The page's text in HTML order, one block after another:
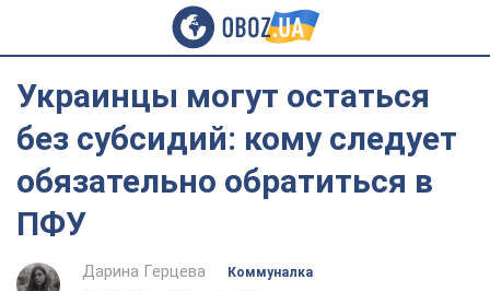
Украинцы могут остаться
без субсидий: кому следует
обязательно обратиться в
ПФУ
Дарина Герцева
Коммуналка